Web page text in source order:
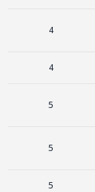
4
4
5
5
5